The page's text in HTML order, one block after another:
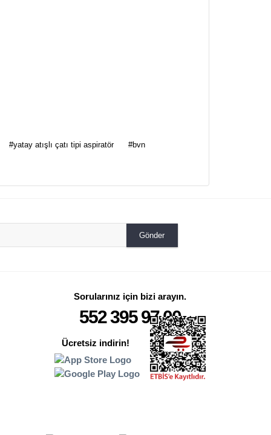
#yatay atışlı çatı tipi aspiratör
#bvn
Gönder
Sorularınız için bizi arayın.
552 395 97 00
Ücretsiz indirin!